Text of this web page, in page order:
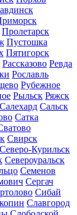
Пролетарск
Пустошка
Пятигорск
Рассказово Ревда
Рославль
Рубежное
Рыльск Ряжск
Салехард Сальск
Сатка
Свирск
Северо-Курильск
Североуральск
Семенов
Сергач
Сибай
Славгород